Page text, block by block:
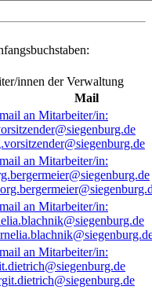
innen der Verwaltung
Mail